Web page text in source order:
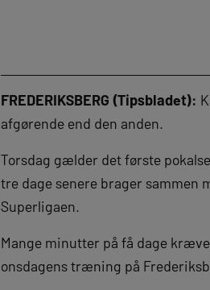
FREDERIKSBERG (Tipsbladet):
afgørende end den anden.
Torsdag gælder det første
tre dage senere brager sammen
Superligaen.
Mange minutter på få dage
onsdagens træning på